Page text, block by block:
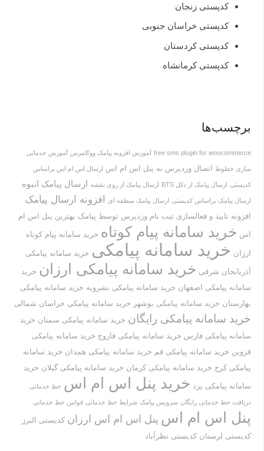
کدپستی زنجان
کدپستی خراسان جنوبی
کدپستی کردستان
کدپستی کرمانشاه
برچسب‌ها
free sms plugin for woocommerce آموزش افزونه پیامک ووکامرس آموزش خدماتی
سازی خطوط اتصال وردپرس به پنل اس ام اس ارسال اس ام اس براساس
کدپستی ارسال پیامک از دکل BTS ارسال پیامک از روی نقشه ارسال پیامک انبوه
ارسال پیامک براساس کدپستی ارسال پیامک منطقه ای افزونه ارسال پیامک
افزونه تایید و فعالسازی ثبت نام وردپرس توسط پیامک بهترین پنل اس ام
اس خرید سامانه پیام کوتاه خرید سامانه پیام کوتاه
ارزان خرید سامانه پیامکی خرید سامانه پیامکی
آذربایجان شرقی خرید سامانه پیامکی ارزان خرید
سامانه پیامکی اصفهان خرید سامانه پیامکی بشرویه خرید سامانه پیامکی
بهارستان خرید سامانه پیامکی بوشهر خرید سامانه پیامکی خراسان شمالی
خرید سامانه پیامکی رایگان خرید سامانه پیامکی سمنان خرید
سامانه پیامکی فارس خرید سامانه پیامکی فاروج خرید سامانه پیامکی
قزوین خرید سامانه پیامکی قم خرید سامانه پیامکی همدان خرید سامانه
پیامکی کرج خرید سامانه پیامکی کرمان خرید سامانه پیامکی گیلان خرید
سامانه پیامکی یزد خرید پنل اس ام اس خط خدماتی
دریافت خط خدماتی رایگان سرویس پیامک شرایط خط خدماتی قوانین خط خدماتی
پنل اس ام اس پنل اس ام اس ارزان کدپستی البرز
کدپستی لرستان کدپستی نظرآباد